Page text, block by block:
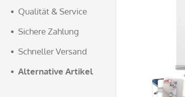
Qualität & Service
Sichere Zahlung
Schneller Versand
Alternative Artikel